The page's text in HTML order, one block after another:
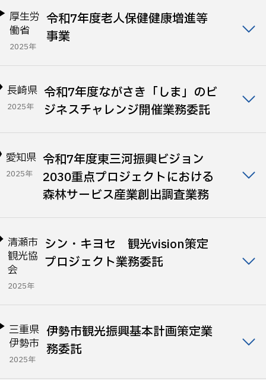
厚生労
働省
2025年
令和7年度老人保健健康増進等
事業
長崎県
2025年
令和7年度ながさき「しま」のビ
ジネスチャレンジ開催業務委託
愛知県
2025年
令和7年度東三河振興ビジョン
2030重点プロジェクトにおける
森林サービス産業創出調査業務
清瀬市
観光協
会
2025年
シン・キヨセ 観光vision策定
プロジェクト業務委託
三重県
伊勢市
2025年
伊勢市観光振興基本計画策定業
務委託